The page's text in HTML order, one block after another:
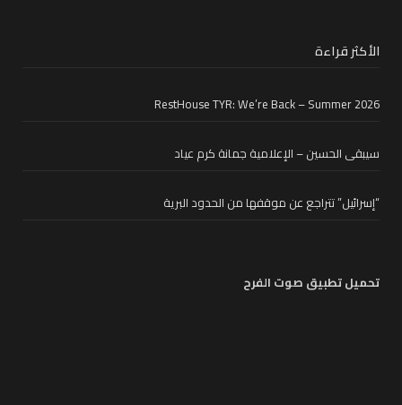
الأكثر قراءة
RestHouse TYR: We’re Back – Summer 2026
سيبقى الحسين – الإعلامية جمانة كرم عياد
“إسرائيل” تتراجع عن موقفها من الحدود البرية
تحميل تطبيق صوت الفرح